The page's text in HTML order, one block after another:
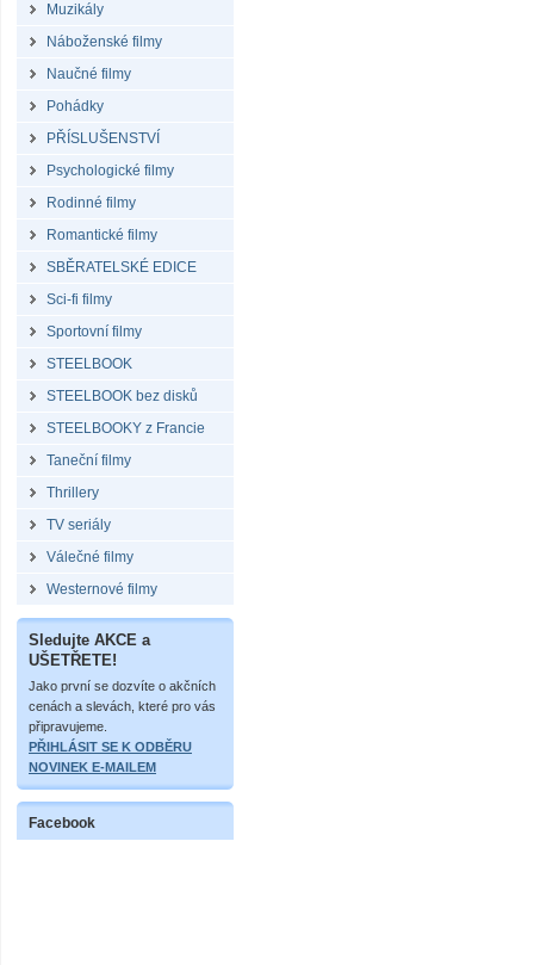
Muzikály
Náboženské filmy
Naučné filmy
Pohádky
PŘÍSLUŠENSTVÍ
Psychologické filmy
Rodinné filmy
Romantické filmy
SBĚRATELSKÉ EDICE
Sci-fi filmy
Sportovní filmy
STEELBOOK
STEELBOOK bez disků
STEELBOOKY z Francie
Taneční filmy
Thrillery
TV seriály
Válečné filmy
Westernové filmy
Sledujte AKCE a
UŠETŘETE!
Jako první se dozvíte o akčních
cenách a slevách, které pro vás
připravujeme.
PŘIHLÁSIT SE K ODBĚRU
NOVINEK E-MAILEM
Facebook